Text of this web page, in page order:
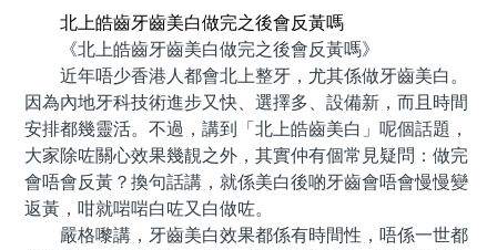
北上皓齒牙齒美白做完之後會反黃嗎
《北上皓齒牙齒美白做完之後會反黃嗎》
近年唔少香港人都會北上整牙，尤其係做牙齒美白。
因為內地牙科技術進步又快、選擇多、設備新，而且時間
安排都幾靈活。不過，講到「北上皓齒美白」呢個話題，
大家除咗關心效果幾靚之外，其實仲有個常見疑問：做完
會唔會反黃？換句話講，就係美白後啲牙齒會唔會慢慢變
返黃，咁就啱啱白咗又白做咗。
嚴格嚟講，牙齒美白效果都係有時間性，唔係一世都